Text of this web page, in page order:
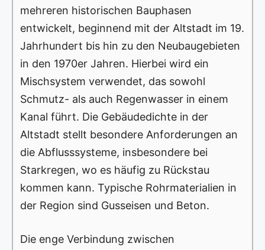
mehreren historischen Bauphasen
entwickelt, beginnend mit der Altstadt im 19.
Jahrhundert bis hin zu den Neubaugebieten
in den 1970er Jahren. Hierbei wird ein
Mischsystem verwendet, das sowohl
Schmutz- als auch Regenwasser in einem
Kanal führt. Die Gebäudedichte in der
Altstadt stellt besondere Anforderungen an
die Abflusssysteme, insbesondere bei
Starkregen, wo es häufig zu Rückstau
kommen kann. Typische Rohrmaterialien in
der Region sind Gusseisen und Beton.
Die enge Verbindung zwischen